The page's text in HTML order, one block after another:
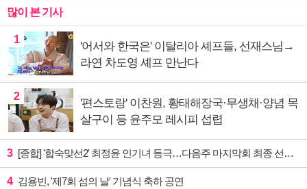
많이 본 기사
1
'어서와 한국은' 이탈리아 셰프들, 선재스님→
라연 차도영 셰프 만난다
2
'편스토랑' 이찬원, 황태해장국·무생채·양념 목
살구이 등 윤주모 레시피 섭렵
3 [종합] '합숙맞선2' 최정윤 인기녀 등극…다음주 마지막회 최종 선택 예고
4 김용빈, '제7회 섬의 날' 기념식 축하 공연